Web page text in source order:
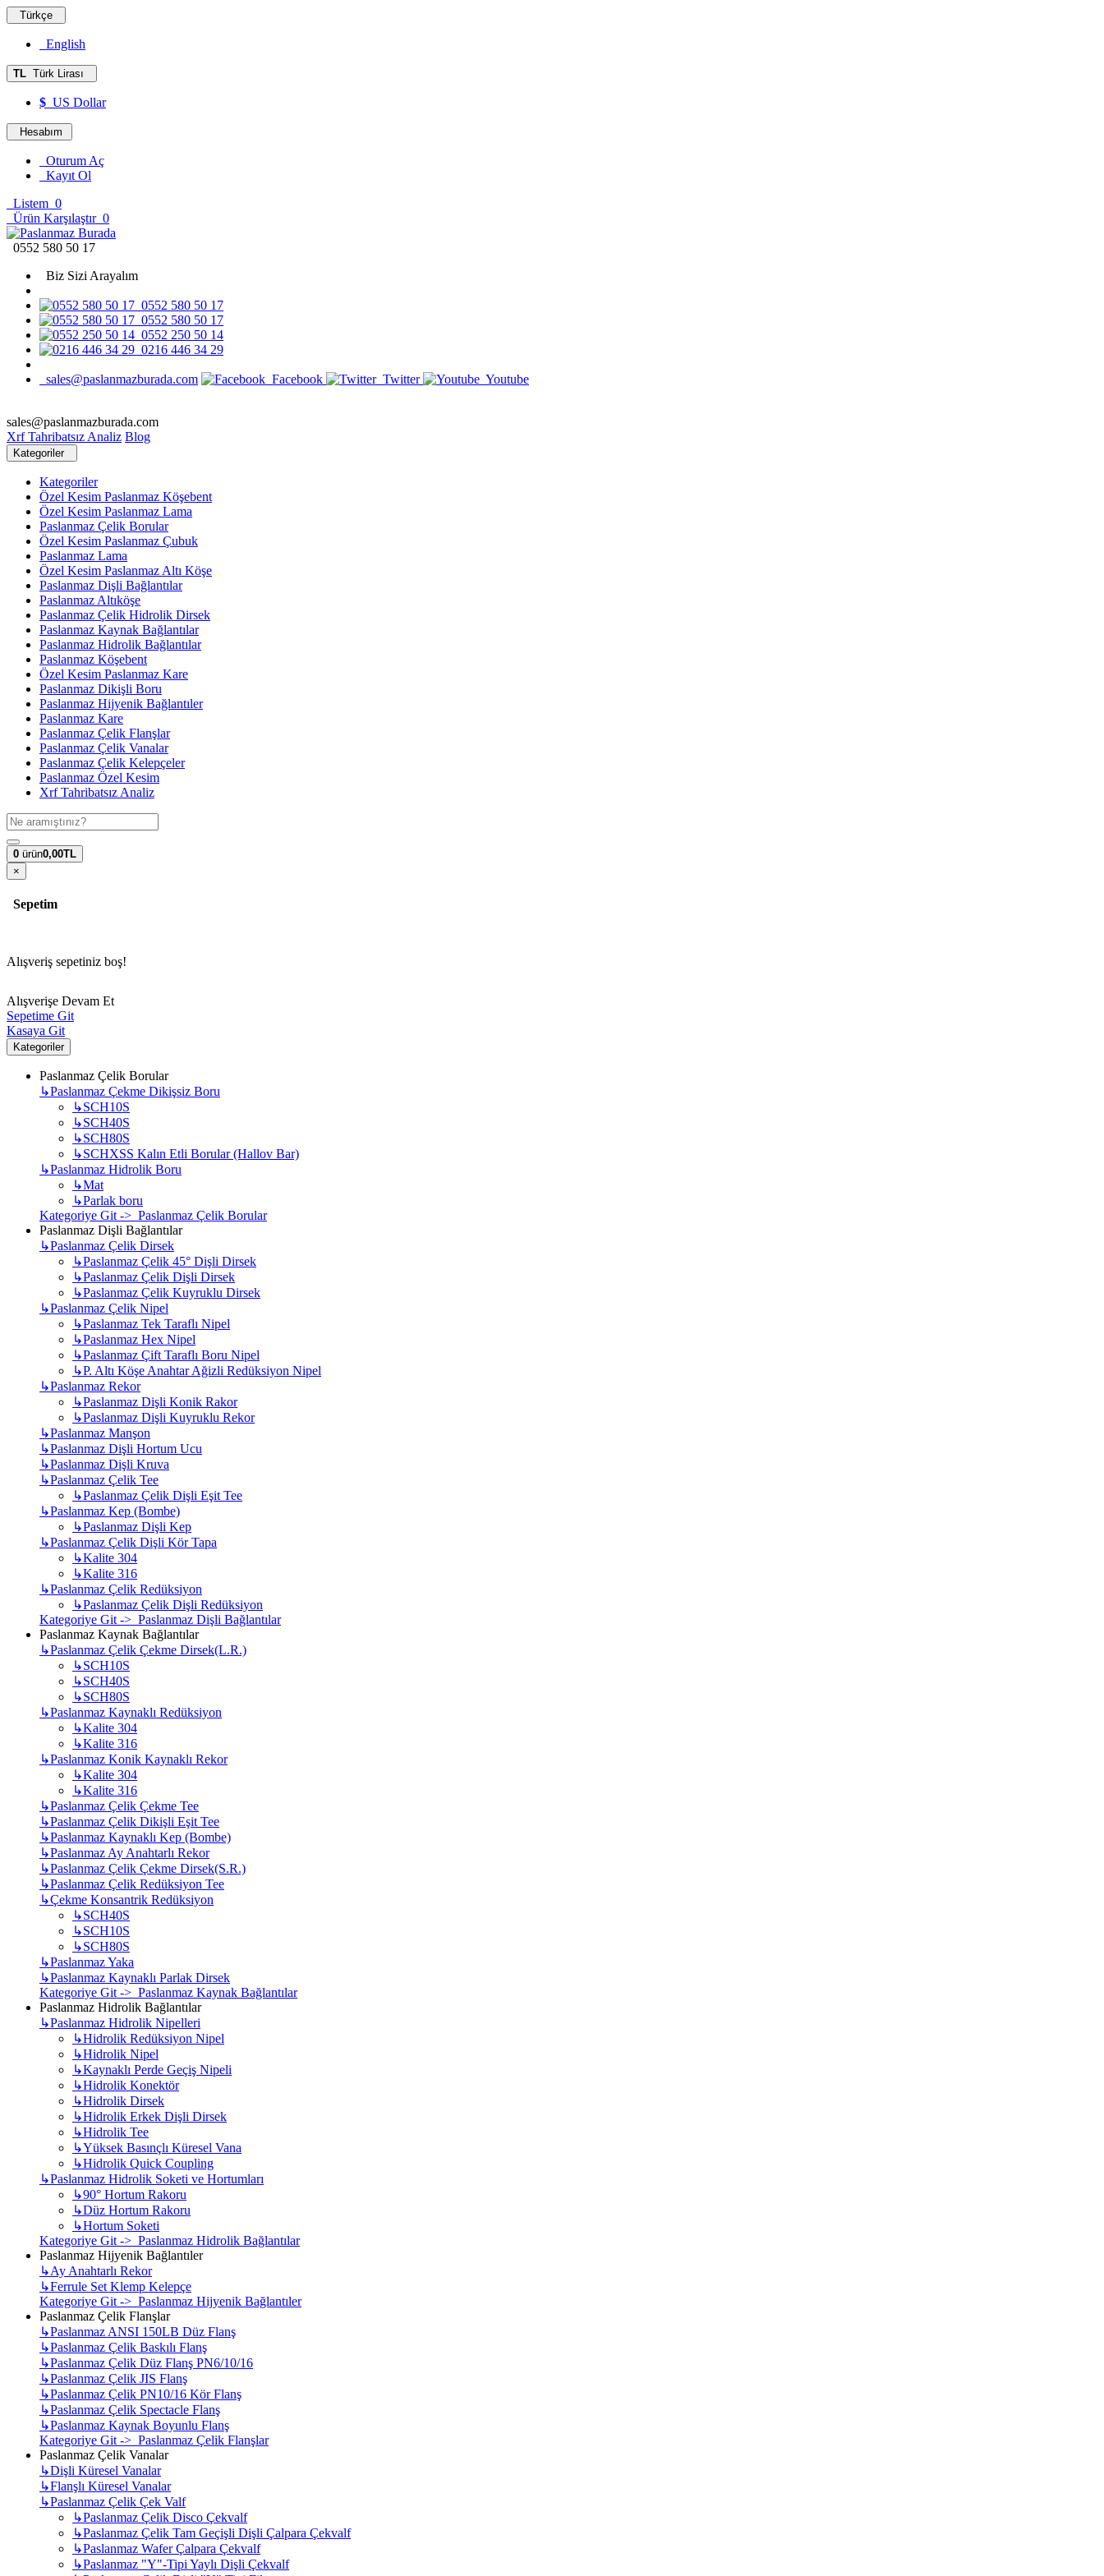
Türkçe
English
TL Türk Lirası
$ US Dollar
Hesabım
Oturum Aç
Kayıt Ol
Listem 0
Ürün Karşılaştır 0
0552 580 50 17
Biz Sizi Arayalım
0552 580 50 17
0552 580 50 17
0552 250 50 14
0216 446 34 29
sales@paslanmazburada.com Facebook Twitter Youtube
sales@paslanmazburada.com
Xrf Tahribatsız Analiz Blog
Kategoriler
Kategoriler
Özel Kesim Paslanmaz Köşebent
Özel Kesim Paslanmaz Lama
Paslanmaz Çelik Borular
Özel Kesim Paslanmaz Çubuk
Paslanmaz Lama
Özel Kesim Paslanmaz Altı Köşe
Paslanmaz Dişli Bağlantılar
Paslanmaz Altıköşe
Paslanmaz Çelik Hidrolik Dirsek
Paslanmaz Kaynak Bağlantılar
Paslanmaz Hidrolik Bağlantılar
Paslanmaz Köşebent
Özel Kesim Paslanmaz Kare
Paslanmaz Dikişli Boru
Paslanmaz Hijyenik Bağlantıler
Paslanmaz Kare
Paslanmaz Çelik Flanşlar
Paslanmaz Çelik Vanalar
Paslanmaz Çelik Kelepçeler
Paslanmaz Özel Kesim
Xrf Tahribatsız Analiz
0 ürün0,00TL
×
Sepetim
Alışveriş sepetiniz boş!
Alışverişe Devam Et
Sepetime Git
Kasaya Git
Kategoriler
Paslanmaz Çelik Borular
↳Paslanmaz Çekme Dikişsiz Boru
↳SCH10S
↳SCH40S
↳SCH80S
↳SCHXSS Kalın Etli Borular (Hallov Bar)
↳Paslanmaz Hidrolik Boru
↳Mat
↳Parlak boru
Kategoriye Git -> Paslanmaz Çelik Borular
Paslanmaz Dişli Bağlantılar
↳Paslanmaz Çelik Dirsek
↳Paslanmaz Çelik 45° Dişli Dirsek
↳Paslanmaz Çelik Dişli Dirsek
↳Paslanmaz Çelik Kuyruklu Dirsek
↳Paslanmaz Çelik Nipel
↳Paslanmaz Tek Taraflı Nipel
↳Paslanmaz Hex Nipel
↳Paslanmaz Çift Taraflı Boru Nipel
↳P. Altı Köşe Anahtar Ağizli Redüksiyon Nipel
↳Paslanmaz Rekor
↳Paslanmaz Dişli Konik Rakor
↳Paslanmaz Dişli Kuyruklu Rekor
↳Paslanmaz Manşon
↳Paslanmaz Dişli Hortum Ucu
↳Paslanmaz Dişli Kruva
↳Paslanmaz Çelik Tee
↳Paslanmaz Çelik Dişli Eşit Tee
↳Paslanmaz Kep (Bombe)
↳Paslanmaz Dişli Kep
↳Paslanmaz Çelik Dişli Kör Tapa
↳Kalite 304
↳Kalite 316
↳Paslanmaz Çelik Redüksiyon
↳Paslanmaz Çelik Dişli Redüksiyon
Kategoriye Git -> Paslanmaz Dişli Bağlantılar
Paslanmaz Kaynak Bağlantılar
↳Paslanmaz Çelik Çekme Dirsek(L.R.)
↳SCH10S
↳SCH40S
↳SCH80S
↳Paslanmaz Kaynaklı Redüksiyon
↳Kalite 304
↳Kalite 316
↳Paslanmaz Konik Kaynaklı Rekor
↳Kalite 304
↳Kalite 316
↳Paslanmaz Çelik Çekme Tee
↳Paslanmaz Çelik Dikişli Eşit Tee
↳Paslanmaz Kaynaklı Kep (Bombe)
↳Paslanmaz Ay Anahtarlı Rekor
↳Paslanmaz Çelik Çekme Dirsek(S.R.)
↳Paslanmaz Çelik Redüksiyon Tee
↳Çekme Konsantrik Redüksiyon
↳SCH40S
↳SCH10S
↳SCH80S
↳Paslanmaz Yaka
↳Paslanmaz Kaynaklı Parlak Dirsek
Kategoriye Git -> Paslanmaz Kaynak Bağlantılar
Paslanmaz Hidrolik Bağlantılar
↳Paslanmaz Hidrolik Nipelleri
↳Hidrolik Redüksiyon Nipel
↳Hidrolik Nipel
↳Kaynaklı Perde Geçiş Nipeli
↳Hidrolik Konektör
↳Hidrolik Dirsek
↳Hidrolik Erkek Dişli Dirsek
↳Hidrolik Tee
↳Yüksek Basınçlı Küresel Vana
↳Hidrolik Quick Coupling
↳Paslanmaz Hidrolik Soketi ve Hortumları
↳90° Hortum Rakoru
↳Düz Hortum Rakoru
↳Hortum Soketi
Kategoriye Git -> Paslanmaz Hidrolik Bağlantılar
Paslanmaz Hijyenik Bağlantıler
↳Ay Anahtarlı Rekor
↳Ferrule Set Klemp Kelepçe
Kategoriye Git -> Paslanmaz Hijyenik Bağlantıler
Paslanmaz Çelik Flanşlar
↳Paslanmaz ANSI 150LB Düz Flanş
↳Paslanmaz Çelik Baskılı Flanş
↳Paslanmaz Çelik Düz Flanş PN6/10/16
↳Paslanmaz Çelik JIS Flanş
↳Paslanmaz Çelik PN10/16 Kör Flanş
↳Paslanmaz Çelik Spectacle Flanş
↳Paslanmaz Kaynak Boyunlu Flanş
Kategoriye Git -> Paslanmaz Çelik Flanşlar
Paslanmaz Çelik Vanalar
↳Dişli Küresel Vanalar
↳Flanşlı Küresel Vanalar
↳Paslanmaz Çelik Çek Valf
↳Paslanmaz Çelik Disco Çekvalf
↳Paslanmaz Çelik Tam Geçişli Dişli Çalpara Çekvalf
↳Paslanmaz Wafer Çalpara Çekvalf
↳Paslanmaz "Y"-Tipi Yaylı Dişli Çekvalf